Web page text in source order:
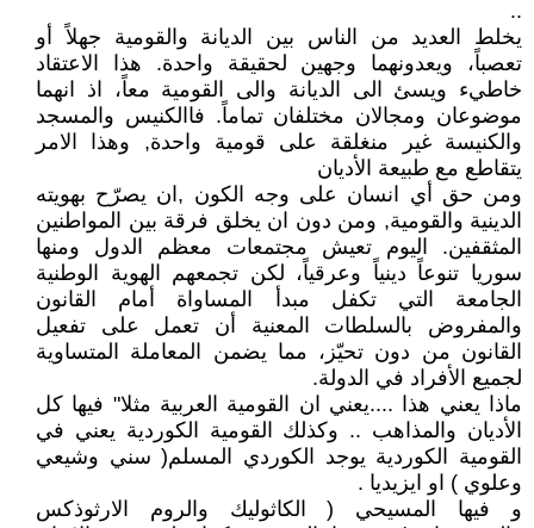
..
يخلط العديد من الناس بين الديانة والقومية جهلاً أو
تعصباً، ويعدونهما وجهين لحقيقة واحدة. هذا الاعتقاد
خاطيء ويسئ الى الديانة والى القومية معاً، اذ انهما
موضوعان ومجالان مختلفان تماماً. فاالكنيس والمسجد
والكنيسة غير منغلقة على قومية واحدة, وهذا الامر
يتقاطع مع طبيعة الأديان
ومن حق أي انسان على وجه الكون ,ان يصرّح بهويته
الدينية والقومية, ومن دون ان يخلق فرقة بين المواطنين
المثقفين. اليوم تعيش مجتمعات معظم الدول ومنها
سوريا تنوعاً دينياً وعرقياً، لكن تجمعهم الهوية الوطنية
الجامعة التي تكفل مبدأ المساواة أمام القانون
والمفروض بالسلطات المعنية أن تعمل على تفعيل
القانون من دون تحيّز، مما يضمن المعاملة المتساوية
لجميع الأفراد في الدولة.
ماذا يعني هذا ....يعني ان القومية العربية مثلا" فيها كل
الأديان والمذاهب .. وكذلك القومية الكوردية يعني في
القومية الكوردية يوجد الكوردي المسلم( سني وشيعي
وعلوي ) او ايزيديا .
و فيها المسيحي ( الكاثوليك والروم الارثوذكس